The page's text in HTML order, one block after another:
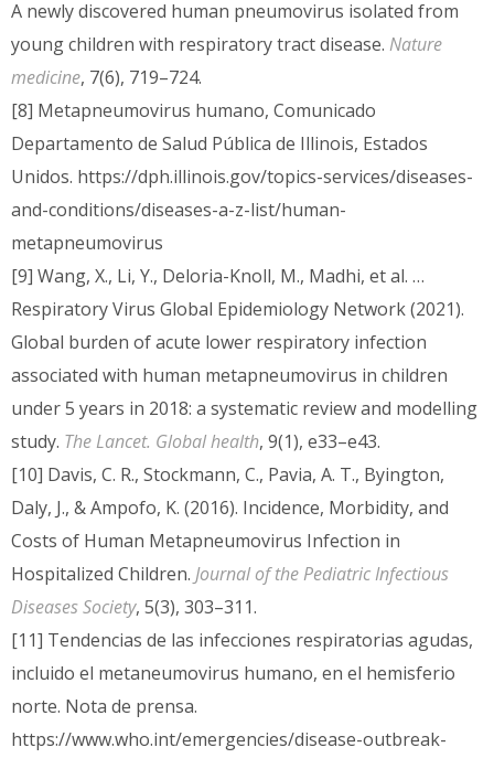
A newly discovered human pneumovirus isolated from
young children with respiratory tract disease. Nature
medicine, 7(6), 719–724.
[8] Metapneumovirus humano, Comunicado
Departamento de Salud Pública de Illinois, Estados
Unidos. https://dph.illinois.gov/topics-services/diseases-
and-conditions/diseases-a-z-list/human-
metapneumovirus
[9] Wang, X., Li, Y., Deloria-Knoll, M., Madhi, et al. …
Respiratory Virus Global Epidemiology Network (2021).
Global burden of acute lower respiratory infection
associated with human metapneumovirus in children
under 5 years in 2018: a systematic review and modelling
study. The Lancet. Global health, 9(1), e33–e43.
[10] Davis, C. R., Stockmann, C., Pavia, A. T., Byington,
Daly, J., & Ampofo, K. (2016). Incidence, Morbidity, and
Costs of Human Metapneumovirus Infection in
Hospitalized Children. Journal of the Pediatric Infectious
Diseases Society, 5(3), 303–311.
[11] Tendencias de las infecciones respiratorias agudas,
incluido el metaneumovirus humano, en el hemisferio
norte. Nota de prensa.
https://www.who.int/emergencies/disease-outbreak-